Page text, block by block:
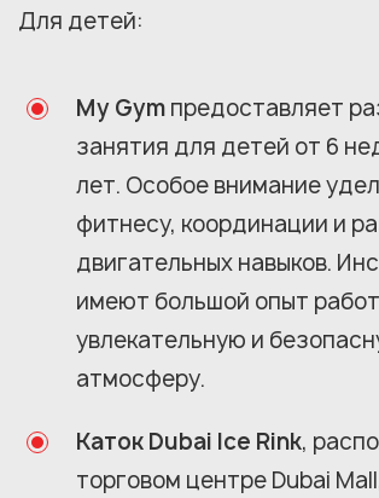
Для детей:
My Gym предоставляет
занятия для детей от 6
лет. Особое внимание
фитнесу, координации и
двигательных навыков.
имеют большой опыт
увлекательную и
атмосферу.
Каток Dubai Ice Rink,
торговом центре Dubai